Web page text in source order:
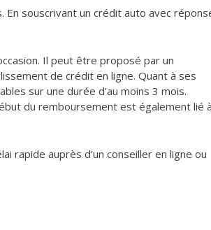
souscrivant un crédit auto avec
Il peut être proposé par un
de crédit en ligne. Quant à ses
sur une durée d’au moins 3 mois.
du remboursement est également lié à
rapide auprès d’un conseiller en ligne ou